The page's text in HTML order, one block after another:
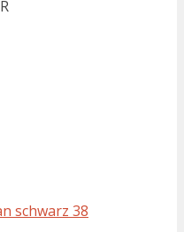
schwarz 38